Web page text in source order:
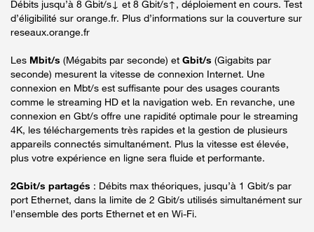
Débits jusqu’à 8 Gbit/s↓ et 8 Gbit/s↑, déploiement en cours. Test
d’éligibilité sur orange.fr. Plus d’informations sur la couverture sur
reseaux.orange.fr
Les Mbit/s (Mégabits par seconde) et Gbit/s (Gigabits par
seconde) mesurent la vitesse de connexion Internet. Une
connexion en Mbt/s est suffisante pour des usages courants
comme le streaming HD et la navigation web. En revanche, une
connexion en Gbt/s offre une rapidité optimale pour le streaming
4K, les téléchargements très rapides et la gestion de plusieurs
appareils connectés simultanément. Plus la vitesse est élevée,
plus votre expérience en ligne sera fluide et performante.
2Gbit/s partagés : Débits max théoriques, jusqu’à 1 Gbit/s par
port Ethernet, dans la limite de 2 Gbit/s utilisés simultanément sur
l’ensemble des ports Ethernet et en Wi-Fi.